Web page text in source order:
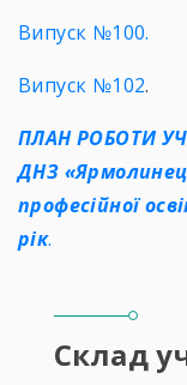
Випуск №100.
Випуск №102.
ПЛАН РОБОТИ
ДНЗ
професійної
рік.
Склад